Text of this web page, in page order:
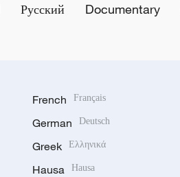
Русский Documentary
French Français
German Deutsch
Greek Ελληνικά
Hausa Hausa